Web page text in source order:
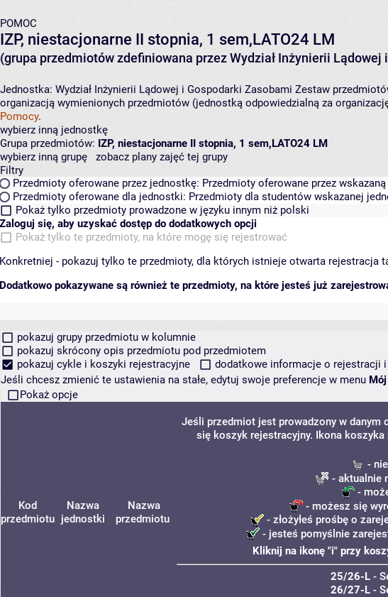
POMOC
IZP, niestacjonarne II stopnia, 1 sem,LATO24 LM
(grupa przedmiotów zdefiniowana przez Wydział Inżynierii Lądowej
Jednostka: Wydział Inżynierii Lądowej i Gospodarki Zasobami Zestaw
organizacją wymienionych przedmiotów (jednostką odpowiedzialną za
Pomocy.
wybierz inną jednostkę
Grupa przedmiotów: IZP, niestacjonarne II stopnia, 1 sem,LATO24 LM
wybierz inną grupę
zobacz plany zajęć tej grupy
Filtry
Przedmioty oferowane przez jednostkę: Przedmioty oferowane przez
Przedmioty oferowane dla jednostki: Przedmioty dla studentów wskazanej
Pokaż tylko przedmioty prowadzone w języku innym niż polski
Zaloguj się, aby uzyskać dostęp do dodatkowych opcji
Pokaż tylko te przedmioty, na które mogę się rejestrować
Konkretniej - pokazuj tylko te przedmioty, dla których istnieje otwarta rejestracja
Dodatkowo pokazywane są również te przedmioty, na które jesteś już
pokazuj grupy przedmiotu w kolumnie
pokazuj skrócony opis przedmiotu pod przedmiotem
pokazuj cykle i koszyki rejestracyjne
dodatkowe informacje o rejestracji
Jeśli chcesz zmienić te ustawienia na stałe, edytuj swoje preferencje w menu
Pokaż opcje
Kod
przedmiotu
Nazwa
jednostki
Nazwa
przedmiotu
Jeśli przedmiot jest prowadzony w danym
się koszyk rejestracyjny. Ikona
-
- aktualnie
-
- możesz się
- złożyłeś prośbę o
- jesteś pomyślnie
Kliknij na ikonę "i" przy
25/26-L-
26/27-L-